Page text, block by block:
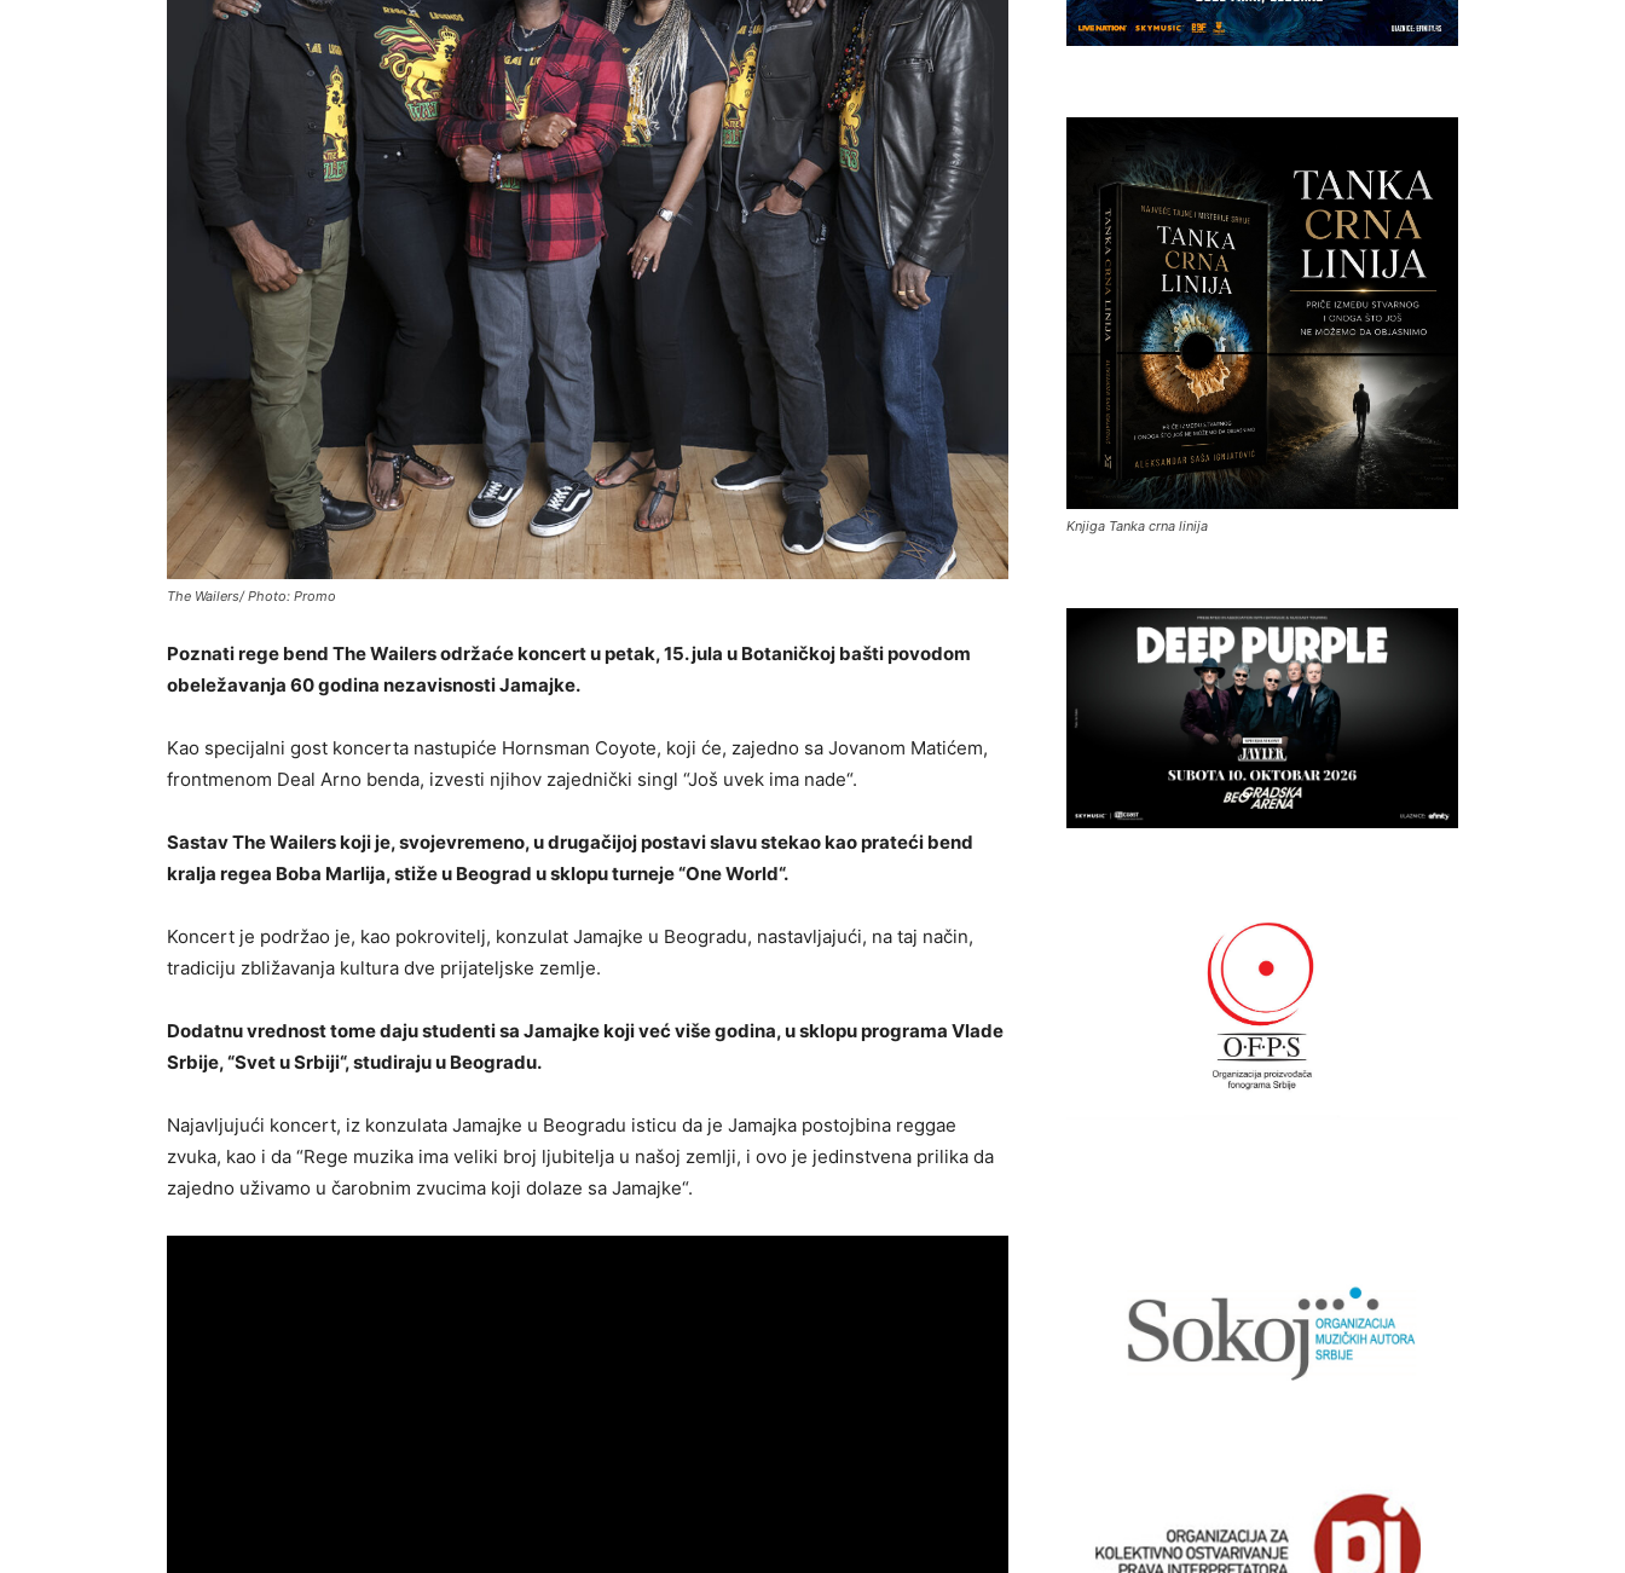
The Wailers/ Photo: Promo
Poznati rege bend The Wailers održaće koncert u petak, 15. jula u Botaničkoj bašti povodom
obeležavanja 60 godina nezavisnosti Jamajke.
Kao specijalni gost koncerta nastupiće Hornsman Coyote, koji će, zajedno sa Jovanom Matićem,
frontmenom Deal Arno benda, izvesti njihov zajednički singl “Još uvek ima nade“.
Sastav The Wailers koji je, svojevremeno, u drugačijoj postavi slavu stekao kao prateći bend
kralja regea Boba Marlija, stiže u Beograd u sklopu turneje “One World“.
Koncert je podržao je, kao pokrovitelj, konzulat Jamajke u Beogradu, nastavljajući, na taj način,
tradiciju zbližavanja kultura dve prijateljske zemlje.
Dodatnu vrednost tome daju studenti sa Jamajke koji već više godina, u sklopu programa Vlade
Srbije, “Svet u Srbiji“, studiraju u Beogradu.
Najavljujući koncert, iz konzulata Jamajke u Beogradu isticu da je Jamajka postojbina reggae
zvuka, kao i da “Rege muzika ima veliki broj ljubitelja u našoj zemlji, i ovo je jedinstvena prilika da
zajedno uživamo u čarobnim zvucima koji dolaze sa Jamajke“.
Knjiga Tanka crna linija